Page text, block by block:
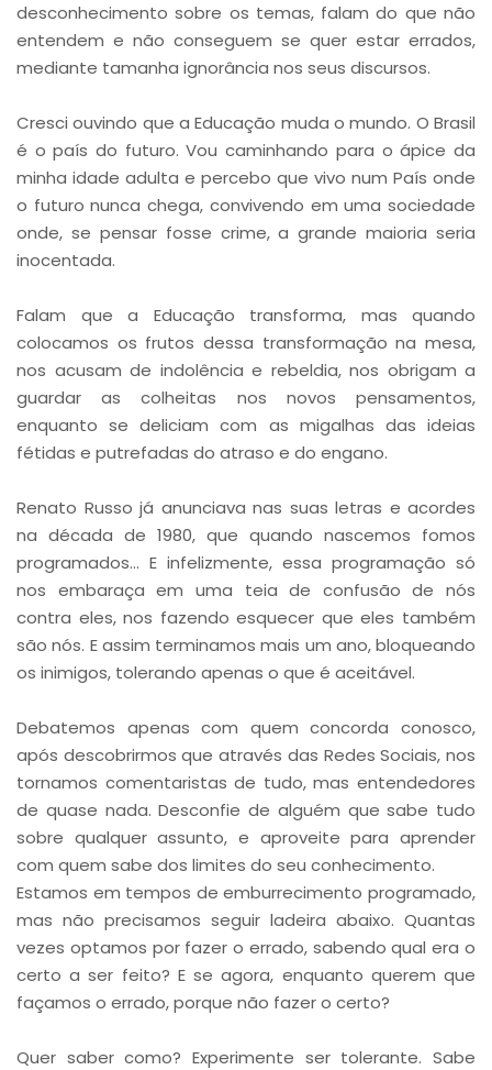
desconhecimento sobre os temas, falam do que não
entendem e não conseguem se quer estar errados,
mediante tamanha ignorância nos seus discursos.
Cresci ouvindo que a Educação muda o mundo. O Brasil
é o país do futuro. Vou caminhando para o ápice da
minha idade adulta e percebo que vivo num País onde
o futuro nunca chega, convivendo em uma sociedade
onde, se pensar fosse crime, a grande maioria seria
inocentada.
Falam que a Educação transforma, mas quando
colocamos os frutos dessa transformação na mesa,
nos acusam de indolência e rebeldia, nos obrigam a
guardar as colheitas nos novos pensamentos,
enquanto se deliciam com as migalhas das ideias
fétidas e putrefadas do atraso e do engano.
Renato Russo já anunciava nas suas letras e acordes
na década de 1980, que quando nascemos fomos
programados... E infelizmente, essa programação só
nos embaraça em uma teia de confusão de nós
contra eles, nos fazendo esquecer que eles também
são nós. E assim terminamos mais um ano, bloqueando
os inimigos, tolerando apenas o que é aceitável.
Debatemos apenas com quem concorda conosco,
após descobrirmos que através das Redes Sociais, nos
tornamos comentaristas de tudo, mas entendedores
de quase nada. Desconfie de alguém que sabe tudo
sobre qualquer assunto, e aproveite para aprender
com quem sabe dos limites do seu conhecimento.
Estamos em tempos de emburrecimento programado,
mas não precisamos seguir ladeira abaixo. Quantas
vezes optamos por fazer o errado, sabendo qual era o
certo a ser feito? E se agora, enquanto querem que
façamos o errado, porque não fazer o certo?
Quer saber como? Experimente ser tolerante. Sabe